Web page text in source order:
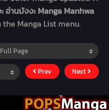
อ่านมังงะ Manga Manhwa
Manga List menu.
Prev Next